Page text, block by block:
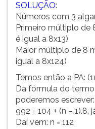
SOLUÇÃO:
Números com 3
Primeiro múltiplo de
é igual a 8x13)
Maior múltiplo de 8
igual a 8x124)
Temos então a PA:
Da fórmula do
poderemos escrever:
992 = 104 + (n – 1).8,
Daí vem: n = 112